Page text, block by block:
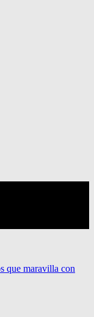
que maravilla con